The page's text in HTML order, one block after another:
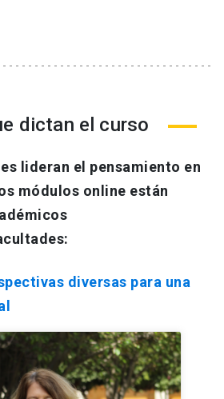
dictan el curso
lideran el pensamiento en
módulos online están
diversas para una